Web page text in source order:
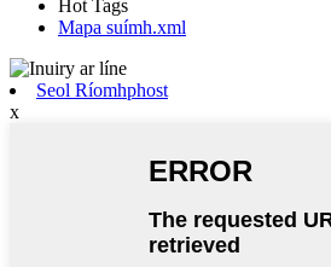
Hot Tags
Mapa suímh.xml
Seol Ríomhphost
x